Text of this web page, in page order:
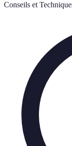
Conseils et